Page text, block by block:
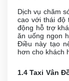
Dịch vụ chăm
cao với thái độ
động hỗ trợ
ăn uống ngon
Điều này tạo
hơn cho khách
1.4 Taxi Vân